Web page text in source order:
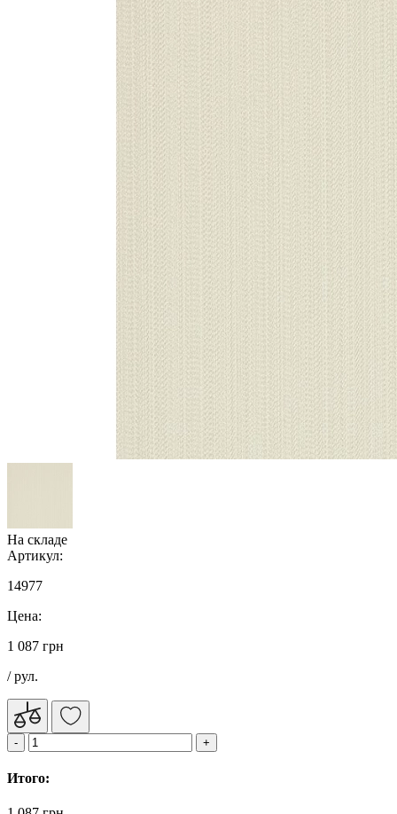
На складе
Артикул:
14977
Цена:
1 087 грн
/ рул.
Итого: